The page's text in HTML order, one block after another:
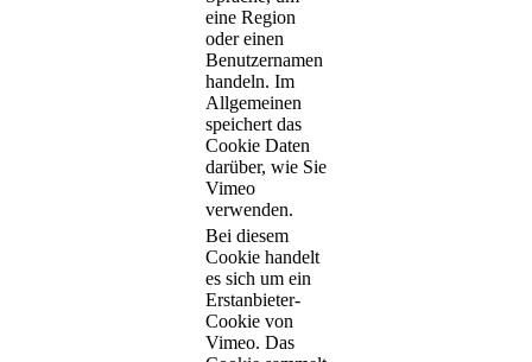
eine Region
oder einen
Benutzernamen
handeln. Im
Allgemeinen
speichert das
Cookie Daten
darüber, wie Sie
Vimeo
verwenden.
Bei diesem
Cookie handelt
es sich um ein
Erstanbieter-
Cookie von
Vimeo. Das